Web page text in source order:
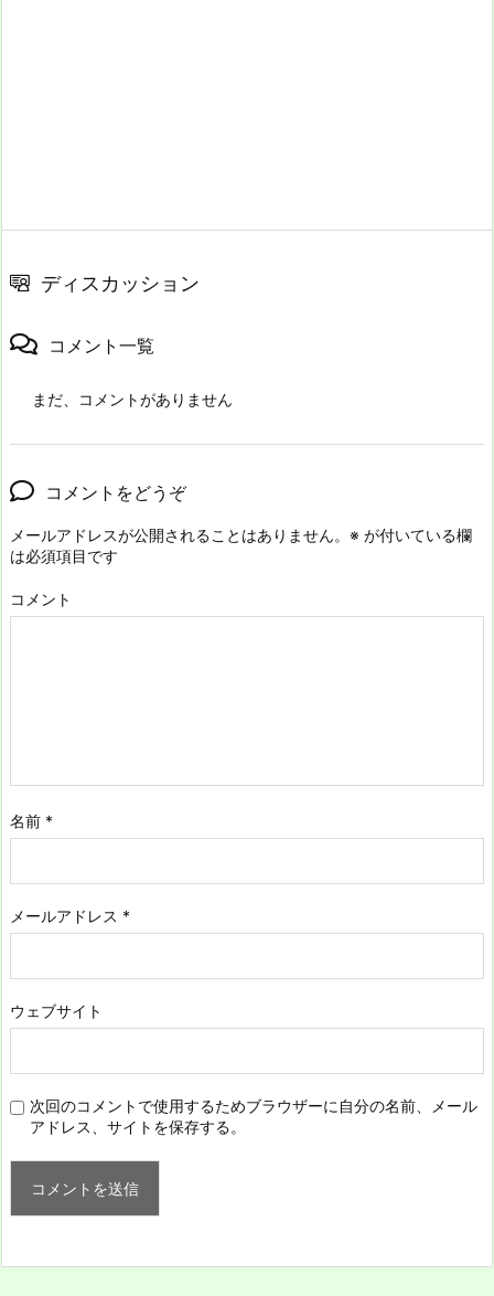
ディスカッション
コメント一覧
まだ、コメントがありません
コメントをどうぞ
メールアドレスが公開されることはありません。 ※ が付いている欄
は必須項目です
コメント
名前 *
メールアドレス *
ウェブサイト
次回のコメントで使用するためブラウザーに自分の名前、メール
アドレス、サイトを保存する。